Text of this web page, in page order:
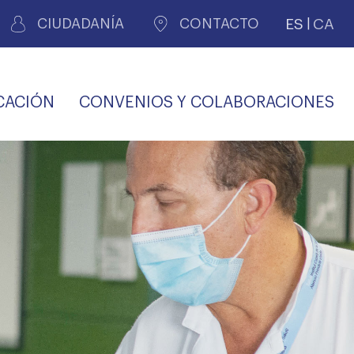
CIUDADANÍA CONTACTO ES CA
MÉDICOS POR
PERITAJE
JUDICIAL
CONVENIOS Y COLABORACIONES
COLEGIALES
PERSONAL LABORAL
COMLL
SALUD Y APOYO AL
MÉDICO
AGENCIA DE
VIDA
PROFESIONAL
OFERTAS Y
PREMIOS Y BECAS TRANSPARENCIA
RECETAS
privada
TRÁMITES CONSULTA
MÉDICA